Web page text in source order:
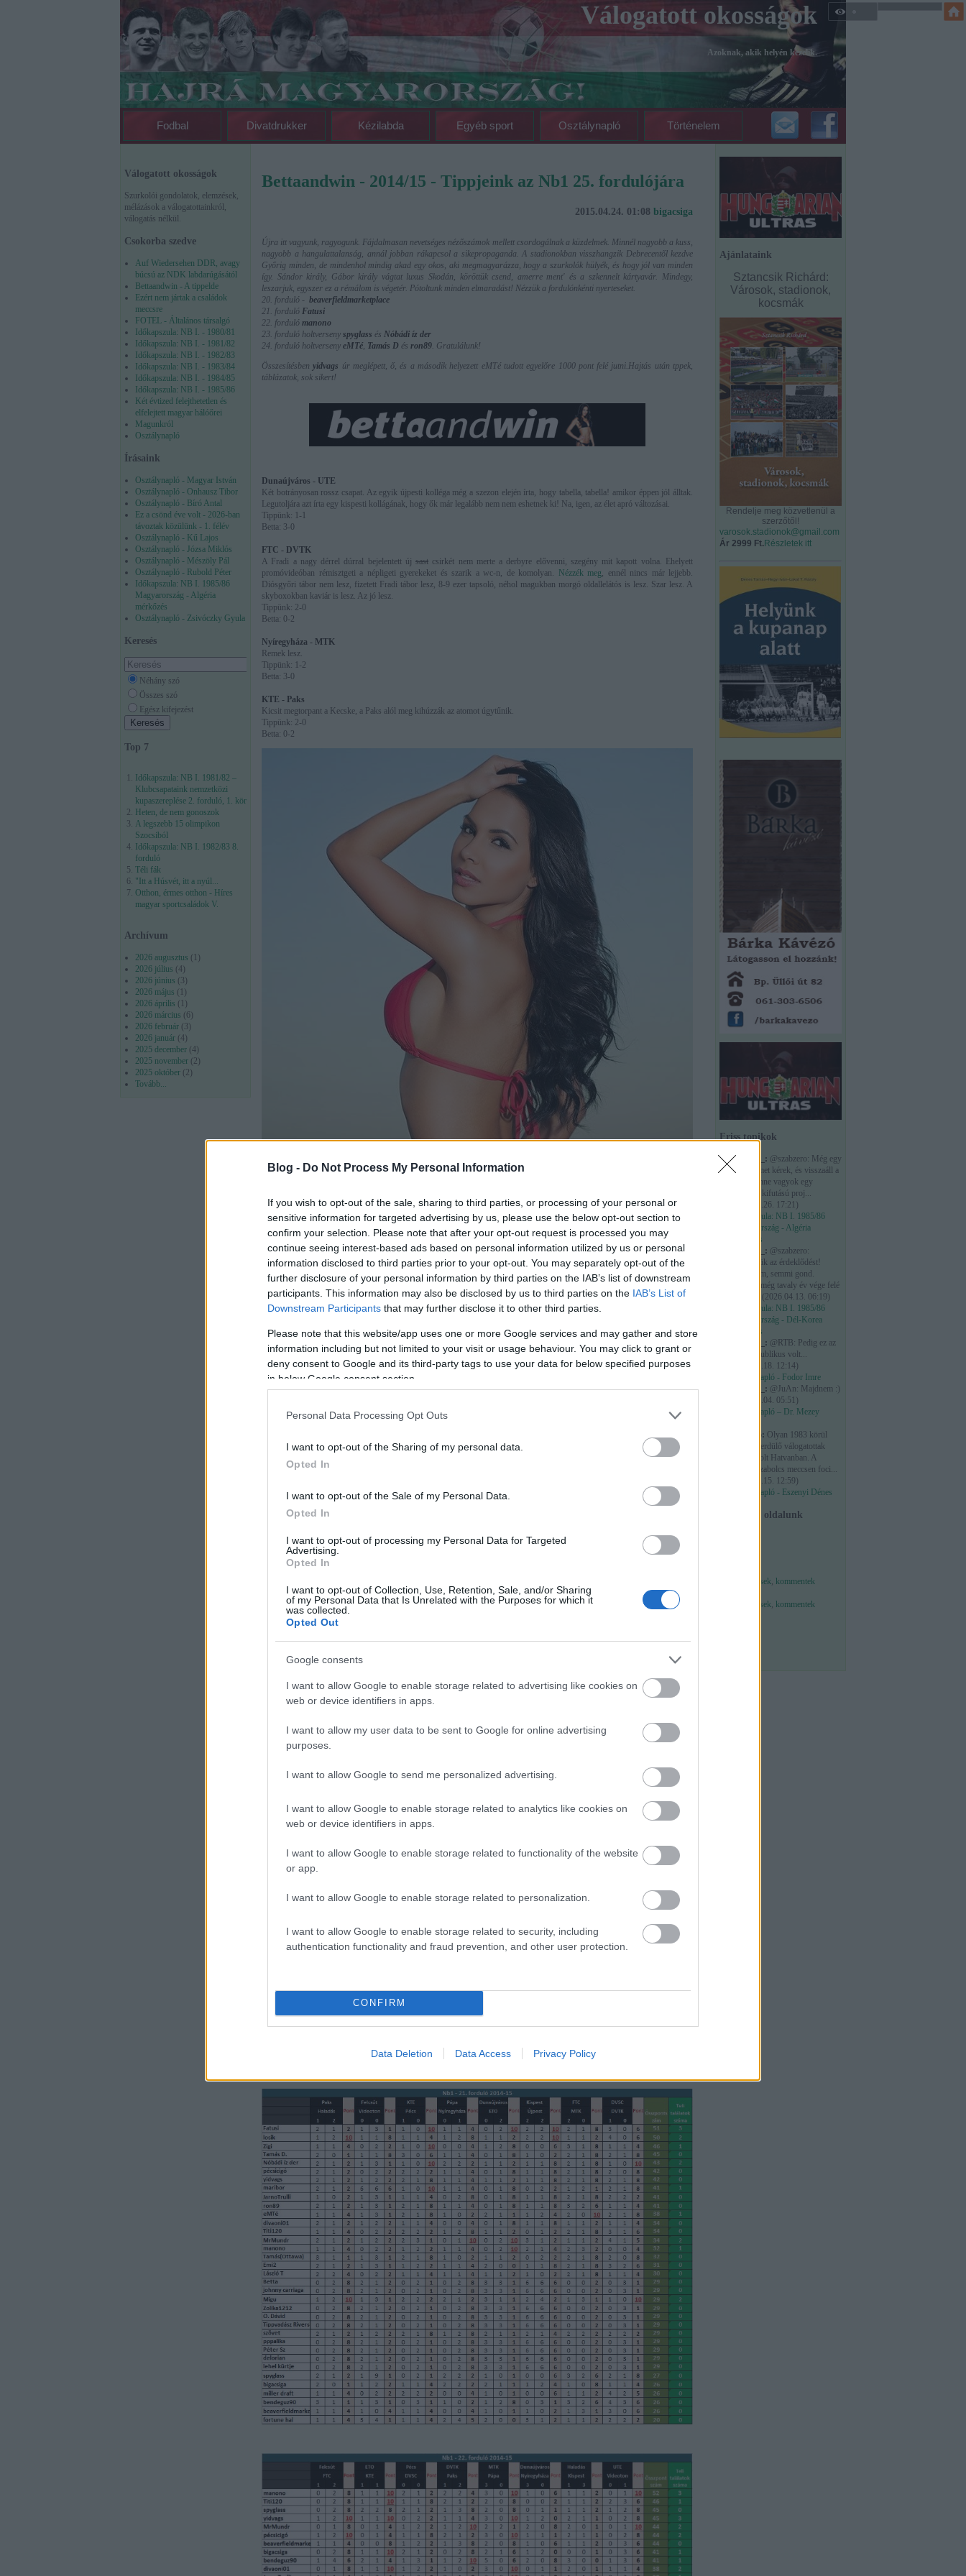
Blog - Do Not Process My Personal Information
If you wish to opt-out of the sale, sharing to third parties, or processing of your personal or
sensitive information for targeted advertising by us, please use the below opt-out section to
confirm your selection. Please note that after your opt-out request is processed you may
continue seeing interest-based ads based on personal information utilized by us or personal
information disclosed to third parties prior to your opt-out. You may separately opt-out of the
further disclosure of your personal information by third parties on the IAB’s list of downstream
participants. This information may also be disclosed by us to third parties on the IAB’s List of
Downstream Participants that may further disclose it to other third parties.
Please note that this website/app uses one or more Google services and may gather and store
information including but not limited to your visit or usage behaviour. You may click to grant or
deny consent to Google and its third-party tags to use your data for below specified purposes
in below Google consent section.
Personal Data Processing Opt Outs
I want to opt-out of the Sharing of my personal data.
Opted In
I want to opt-out of the Sale of my Personal Data.
Opted In
I want to opt-out of processing my Personal Data for Targeted
Advertising.
Opted In
I want to opt-out of Collection, Use, Retention, Sale, and/or Sharing
of my Personal Data that Is Unrelated with the Purposes for which it
was collected.
Opted Out
Google consents
I want to allow Google to enable storage related to advertising like cookies on
web or device identifiers in apps.
I want to allow my user data to be sent to Google for online advertising
purposes.
I want to allow Google to send me personalized advertising.
I want to allow Google to enable storage related to analytics like cookies on
web or device identifiers in apps.
I want to allow Google to enable storage related to functionality of the website
or app.
I want to allow Google to enable storage related to personalization.
I want to allow Google to enable storage related to security, including
authentication functionality and fraud prevention, and other user protection.
CONFIRM
Data Deletion Data Access Privacy Policy
Válogatott okosságok
Azoknak, akik helyén kezelik.
Fodbal Divatdrukker Kézilabda Egyéb sport Osztálynapló Történelem
Válogatott okosságok
Szurkolói gondolatok, elemzések,
mélázások a válogatottainkról,
válogatás nélkül.
Csokorba szedve
Auf Wiedersehen DDR, avagy
búcsú az NDK labdarúgásától
Bettaandwin - A tippelde
Ezért nem jártak a családok
meccsre
FOTEL - Általános társalgó
Időkapszula: NB I. - 1980/81
Időkapszula: NB I. - 1981/82
Időkapszula: NB I. - 1982/83
Időkapszula: NB I. - 1983/84
Időkapszula: NB I. - 1984/85
Időkapszula: NB I. - 1985/86
Két évtized felejthetetlen és
elfelejtett magyar hálóőrei
Magunkról
Osztálynapló
Írásaink
Osztálynapló - Magyar István
Osztálynapló - Onhausz Tibor
Osztálynapló - Bíró Antal
Ez a csönd éve volt - 2026-ban
távoztak közülünk - 1. félév
Osztálynapló - Kű Lajos
Osztálynapló - Józsa Miklós
Osztálynapló - Mészöly Pál
Osztálynapló - Rubold Péter
Időkapszula: NB I. 1985/86
Magyarország - Algéria
mérkőzés
Osztálynapló - Zsivóczky Gyula
Keresés
Néhány szó
Összes szó
Egész kifejezést
Top 7
Időkapszula: NB I. 1981/82 –
Klubcsapataink nemzetközi
kupaszereplése 2. forduló, 1. kör
Heten, de nem gonoszok
A legszebb 15 olimpikon
Szocsiból
Időkapszula: NB I. 1982/83 8.
forduló
Téli fák
"Itt a Húsvét, itt a nyúl...
Otthon, érmes otthon - Híres
magyar sportcsaládok V.
Archívum
2026 augusztus ( )
2026 július (4)
2026 június (3 )
2026 május ( )
2026 április ( )
2026 március (6)
2026 február (3 )
2026 január (4)
2025 december (4)
2025 november (2)
2025 október (2)
Tovább...
Ajánlataink
Sztancsik Richárd:
Városok, stadionok,
kocsmák
Rendelje meg közvetlenül a
szerzőtől!
varosok.stadionok@gmail.com
Ár 2999 Ft.Részletek itt
Friss topikok
maribor_: @szabzero: Még egy
kis türelmet kérek, és visszaáll a
rend. Benne vagyok egy
nagyobb kifutású proj...
2026.05.26. 17:21 )
Időkapszula: NB I. 1985/86
Magyarország - Algéria
mérkőzés
maribor_: @szabzero:
Köszönjük az érdeklődést!
Nyugalom, semmi gond.
Találtam még tavaly év vége felé
(2026.04.13. 06:19)
Időkapszula: NB I. 1985/86
Magyarország - Dél-Korea
mérkőzés
maribor_: @RTB: Pedig ez az
elejétől publikus volt...
2026.03.18. 12:14)
Osztálynapló - Fodor Imre
maribor_: @JuAn: Majdnem :)
2026.03.04. 05:51 )
Osztálynapló – Dr. Mezey
szabzero: Olyan 1983 körül
megyei serdülő válogatottak
tornája volt Hatvanban. A
Heves-Szabolcs meccsen foci...
2026.01.15. 12:59)
Osztálynapló - Eszenyi Dénes
Facebook oldalunk
bejegyzések, kommentek
bejegyzések, kommentek
Bettaandwin - 2014/15 - Tippjeink az Nb1 25. fordulójára
2015.04.24. 01:08 bigacsiga
Újra itt vagyunk, ragyogunk. Fájdalmasan nevetséges nézőszámok mellett csordogálnak a küzdelmek. Minnél nagyobb a kuss,
nagyobb a hangulattalanság, annál jobban rákapcsol a sikepropaganda. A stadionokban visszhangzik Debrecentől kezdve
Győrig minden, de mindenhol mindig akad egy okos, aki megmagyarázza, hogy a szurkolók hülyék, és hogy jól van minden
így. Sándor király, Gábor király vágtat luxus Skodán, köröttük csend, amerre ment' és a szkennelt kártyavár. Mindegy,
leszarjuk, egyszer ez a rémálom is végetér. Pótoltunk minden elmaradást! Nézzük a fordulónkénti nyerteseket.
20. forduló - beaverfieldmarketplace
21. forduló Fatusi
22. forduló manono
23. forduló holtverseny spyglass és Nóbádi íz der
24. forduló holtverseny eMTé, Tamás D és ron89. Gratulálunk!
Összesítésbenyidvags úr meglépett, ő, és a második helyezett eMTé tudott egyelőre 1000 pont felé jutni.Hajtás után tppek,
táblázatok, sok sikert!
Dunaújváros - UTE
Két botrányosan rossz csapat. Az egyik újpesti kolléga még a szezon elején írta, hogy tabella, tabella! amikor éppen jól álltak.
Legutoljára azt írta egy kispesti kollágának, hogy ők már legalább nem nem eshetnek ki! Na, igen, az élet apró változásai.
Tippünk: 1-1
Betta: 3-0
FTC - DVTK
A Fradi a nagy dérrel dúrral bejelentett újsast csirkét nem merte a derbyre elővenni, szegény mit kapott volna. Ehelyett
promóvideóban rémisztgeti a népligeti gyerekeket és szarik a wc-n, de komolyan. Nézzék meg, ennél nincs már lejjebb.
Diósgyőri tábor nem lesz, fizetett Fradi tábor lesz, 8-9 ezer tapsoló, néhol magukban morgó oldallelátós is lesz. Szar lesz. A
skyboxokban kaviár is lesz. Az jó lesz.
Tippünk: 2-0
Betta: 0-2
Nyíregyháza - MTK
Remek lesz.
Tippünk: 1-2
Betta: 3-0
KTE - Paks
Kicsit megtorpant a Kecske, a Paks alól meg kihúzzák az atomot úgytűnik.
Tippünk: 2-0
Betta: 0-2
Igazi kiesési rangadó. Botrányos lesz, inkább ne nézzék. Tegyenek a legmagasabb oddsra.
Betta: 3-4
Videoton - Pécs
A Pécs nem akar kiesni úgytűnik, a Videoton meg bajnok akar lenni. Simán beleférhet ilyenkor egy iksz.
Tippünk: 1-1
ETO - Felcsút
Csodálatos! Questor, Felcsút, M Lőrinc, kisvasút. Ha egy messziről jövő embernek valahogy röviden el akarnánk magyarázni,
csapatok mögötti dolgokról mesélhetnénk nekik. Sírnának. Mi is.
Tippünk: 1-2
Betta: 3-0
Kispest - DVSC
A nevében is hazudó szabógyuri ismét elsütött valamibicskanyitogatót a kispesti szurkolókról. Tragédia, hogy ez az ember
úrral karöltve, jobban is pörög mostanában a Loki.
Betta: 2-0